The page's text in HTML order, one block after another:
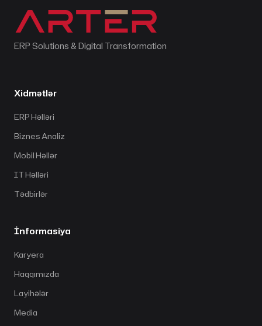
ERP Solutions & Digital Transformation
Xidmətlər
ERP Həlləri
Biznes Analiz
Mobil Həllər
IT Həlləri
Tədbirlər
İnformasiya
Karyera
Haqqımızda
Layihələr
Media